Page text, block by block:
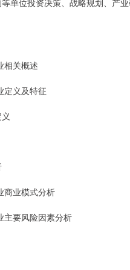
相关概述
定义及特征
商业模式分析
主要风险因素分析